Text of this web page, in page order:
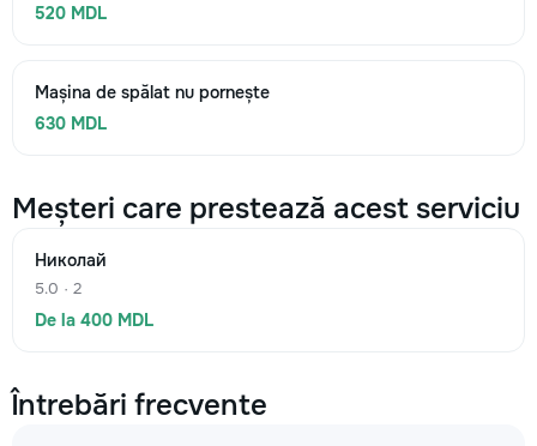
520 MDL
Mașina de spălat nu pornește
630 MDL
Meșteri care prestează acest serviciu
Николай
5.0 · 2
De la 400 MDL
Întrebări frecvente